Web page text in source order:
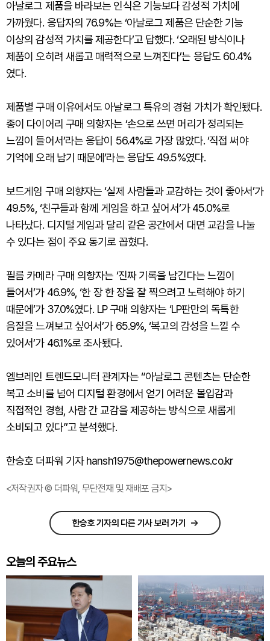
아날로그 제품을 바라보는 인식은 기능보다 감성적 가치에
가까웠다. 응답자의 76.9%는 ‘아날로그 제품은 단순한 기능
이상의 감성적 가치를 제공한다’고 답했다. ‘오래된 방식이나
제품이 오히려 새롭고 매력적으로 느껴진다’는 응답도 60.4%
였다.
제품별 구매 이유에서도 아날로그 특유의 경험 가치가 확인됐다.
종이 다이어리 구매 의향자는 ‘손으로 쓰면 머리가 정리되는
느낌이 들어서’라는 응답이 56.4%로 가장 많았다. ‘직접 써야
기억에 오래 남기 때문에’라는 응답도 49.5%였다.
보드게임 구매 의향자는 ‘실제 사람들과 교감하는 것이 좋아서’가
49.5%, ‘친구들과 함께 게임을 하고 싶어서’가 45.0%로
나타났다. 디지털 게임과 달리 같은 공간에서 대면 교감을 나눌
수 있다는 점이 주요 동기로 꼽혔다.
필름 카메라 구매 의향자는 ‘진짜 기록을 남긴다는 느낌이
들어서’가 46.9%, ‘한 장 한 장을 잘 찍으려고 노력해야 하기
때문에’가 37.0%였다. LP 구매 의향자는 ‘LP판만의 독특한
음질을 느껴보고 싶어서’가 65.9%, ‘복고의 감성을 느낄 수
있어서’가 46.1%로 조사됐다.
엠브레인 트렌드모니터 관계자는 “아날로그 콘텐츠는 단순한
복고 소비를 넘어 디지털 환경에서 얻기 어려운 몰입감과
직접적인 경험, 사람 간 교감을 제공하는 방식으로 새롭게
소비되고 있다”고 분석했다.
한승호 더파워 기자 hansh1975@thepowernews.co.kr
<저작권자 © 더파워, 무단전재 및 재배포 금지>
한승호 기자의 다른 기사 보러 가기
오늘의 주요뉴스